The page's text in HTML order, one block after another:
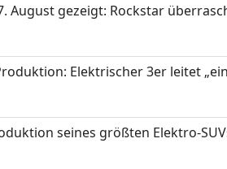
August gezeigt: Rockstar
Elektrischer 3er leitet
seines größten Elektro-